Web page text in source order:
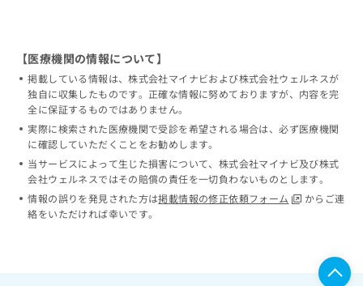
【医療機関の情報について】
掲載している情報は、株式会社マイナビおよび株式会社ウェルネスが
独自に収集したものです。正確な情報に努めておりますが、内容を完
全に保証するものではありません。
実際に検索された医療機関で受診を希望される場合は、必ず医療機関
に確認していただくことをお勧めします。
当サービスによって生じた損害について、株式会社マイナビ及び株式
会社ウェルネスではその賠償の責任を一切負わないものとします。
情報の誤りを発見された方は掲載情報の修正依頼フォーム
からご連
絡をいただければ幸いです。